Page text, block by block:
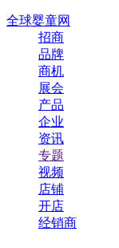
全球婴童网
招商
品牌
商机
展会
产品
企业
资讯
专题
视频
店铺
开店
经销商